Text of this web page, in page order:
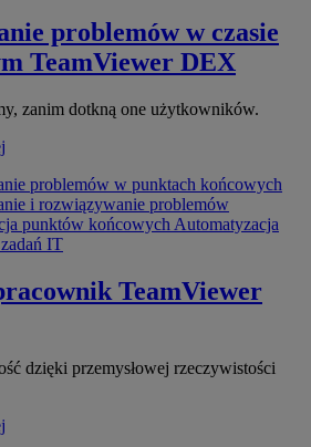
problemów w czasie
TeamViewer DEX
zanim dotkną one użytkowników.
problemów w punktach końcowych
i rozwiązywanie problemów
punktów końcowych Automatyzacja
IT
TeamViewer
dzięki przemysłowej rzeczywistości